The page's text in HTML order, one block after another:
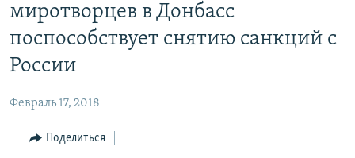
содержанию
Перейти
основной
Перейти
поиску
ПОЛИТИКА
ОБЩЕСТВО
РЕГИОН
НАГОРНЫЙ КАРАБАХ
миротворцев в Донбасс
поспособствует снятию санкций с
России
Февраль 17, 2018
Поделиться